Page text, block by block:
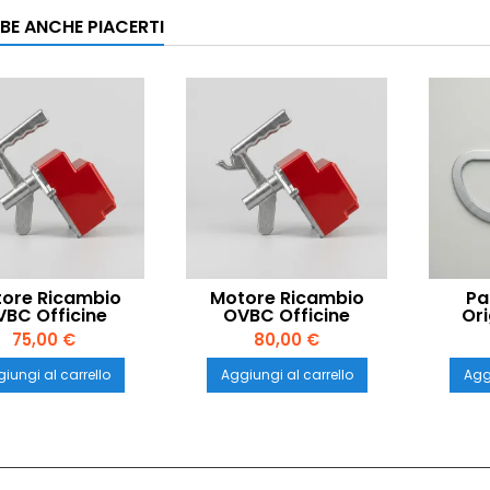
ANCHE PIACERTI
Ricambio
Officine
20W per
26cm –
Piccolo
75,00 €
al carrello
Motore Ricambio
OVBC Officine
Valtromplina 20W per
Polentina 31cm –
Comunità
80,00 €
Aggiungi al carrello
per